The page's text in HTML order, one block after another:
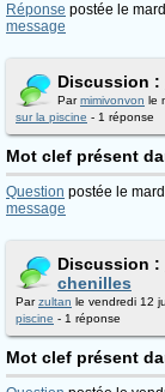
Réponse postée le
message
Discussion :
Parmimivonvon le
sur la piscine - 1 réponse
Mot clef présent
Question postée le
message
Discussion :
chenilles
Parzultan le vendredi 12
piscine - 1 réponse
Mot clef présent